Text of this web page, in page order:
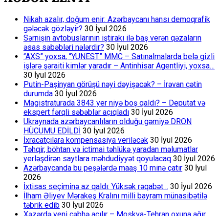
Nikah azalır, doğum enir: Azərbaycanı hansı demoqrafik
gələcək gözləyir? 30 İyul 2026
Sərnişin avtobuslarının iştirakı ilə baş verən qəzaların
əsas səbəbləri nələrdir? 30 İyul 2026
“AXS” yoxsa, “YUNEST” MMC – Satınalmalarda belə gizli
işlərə şəraiti kimlər yaradır – Antinhisar Agentliyi, yoxsa…
30 İyul 2026
Putin-Paşinyan görüşü nəyi dəyişəcək? – İrəvan çətin
durumda 30 İyul 2026
Magistraturada 3843 yer niyə boş qaldı? – Deputat və
ekspert fərqli səbəblər açıqladı 30 İyul 2026
Ukraynada azərbaycanlıların olduğu gəmiyə DRON
HÜCUMU EDİLDİ 30 İyul 2026
İxracatçılara kompensasiya veriləcək 30 İyul 2026
Təhqir, böhtan və ictimai təhlükə yaradan məlumatlar
yerləşdirən saytlara məhdudiyyət qoyulacaq 30 İyul 2026
Azərbaycanda bu peşələrdə maaş 10 minə çatır 30 İyul
2026
İxtisas seçiminə az qaldı: Yüksək rəqabət… 30 İyul 2026
İlham Əliyev Mərakeş Kralını milli bayram münasibətilə
təbrik edib 30 İyul 2026